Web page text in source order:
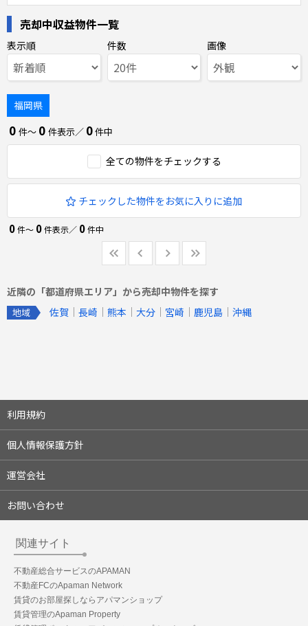
売却中収益物件一覧
表示順 件数 画像
福岡県
0 件〜 0 件表示／ 0件中
全ての物件をチェックする
チェックした物件をお気に入りに追加
0件〜 0件表示／ 0件中
近隣の「都道府県エリア」から売却中物件を探す
地域 佐賀 長崎 熊本 大分 宮崎 鹿児島 沖縄
利用規約
個人情報保護方針
運営会社
お問い合わせ
関連サイト
不動産総合サービスのAPAMAN
不動産FCのApaman Network
賃貸のお部屋探しならアパマンショップ
賃貸管理のApaman Property